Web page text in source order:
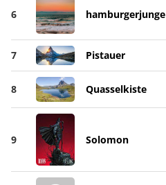
6 hamburgerjunge
7 Pistauer
8 Quasselkiste
9 Solomon